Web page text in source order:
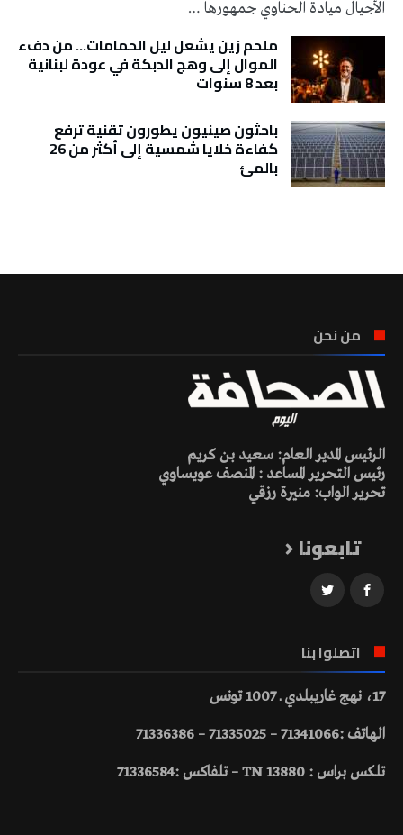
الأجيال ميادة الحناوي جمهورها …
ملحم زين يشعل ليل الحمامات… من دفء
الموال إلى وهج الدبكة في عودة لبنانية
بعد 8 سنوات
باحثون صينيون يطورون تقنية ترفع
كفاءة خلايا شمسية إلى أكثر من 26
بالمئ
من نحن
الرئيس المدير العام: سعيد بن كريم
رئيس التحرير المساعد : المنصف عويساوي
تحرير الواب: منيرة رزقي
تابعونا
اتصلوا بنا
17، نهج غاريبلدي ـ 1007 تونس
الهاتف :71341066 – 71335025 – 71336386
تلكس براس : 13880 TN – تلفاكس :71336584